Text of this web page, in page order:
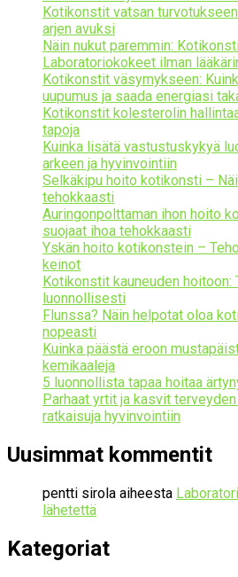
Kotikonstit vatsan
arjen avuksi
Näin nukut paremmin:
Laboratoriokokeet ilman
Kotikonstit väsymykseen:
uupumus ja saada energiasi
Kotikonstit kolesterolin
tapoja
Kuinka lisätä vastustuskykyä
arkeen ja hyvinvointiin
Selkäkipu hoito kotikonsti –
tehokkaasti
Auringonpolttaman ihon hoito
suojaat ihoa tehokkaasti
Yskän hoito kotikonstein –
keinot
Kotikonstit kauneuden
luonnollisesti
Flunssa? Näin helpotat oloa
nopeasti
Kuinka päästä eroon
kemikaaleja
5 luonnollista tapaa hoitaa
Parhaat yrtit ja kasvit
ratkaisuja hyvinvointiin
Uusimmat kommentit
pentti sirola aiheesta
lähetettä
Kategoriat